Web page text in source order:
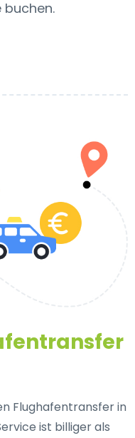
buchen.
Flughafentransfer in
ist billiger als